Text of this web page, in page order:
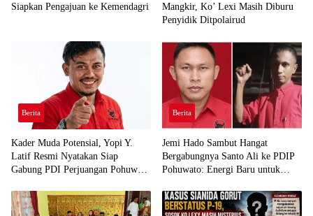
Siapkan Pengajuan ke Kemendagri
Mangkir, Ko’ Lexi Masih Diburu
Penyidik Ditpolairud
Berita
Kader Muda Potensial, Yopi Y.
Latif Resmi Nyatakan Siap
Gabung PDI Perjuangan Pohuwato
Berita
Jemi Hado Sambut Hangat
Bergabungnya Santo Ali ke PDIP
Pohuwato: Energi Baru untuk